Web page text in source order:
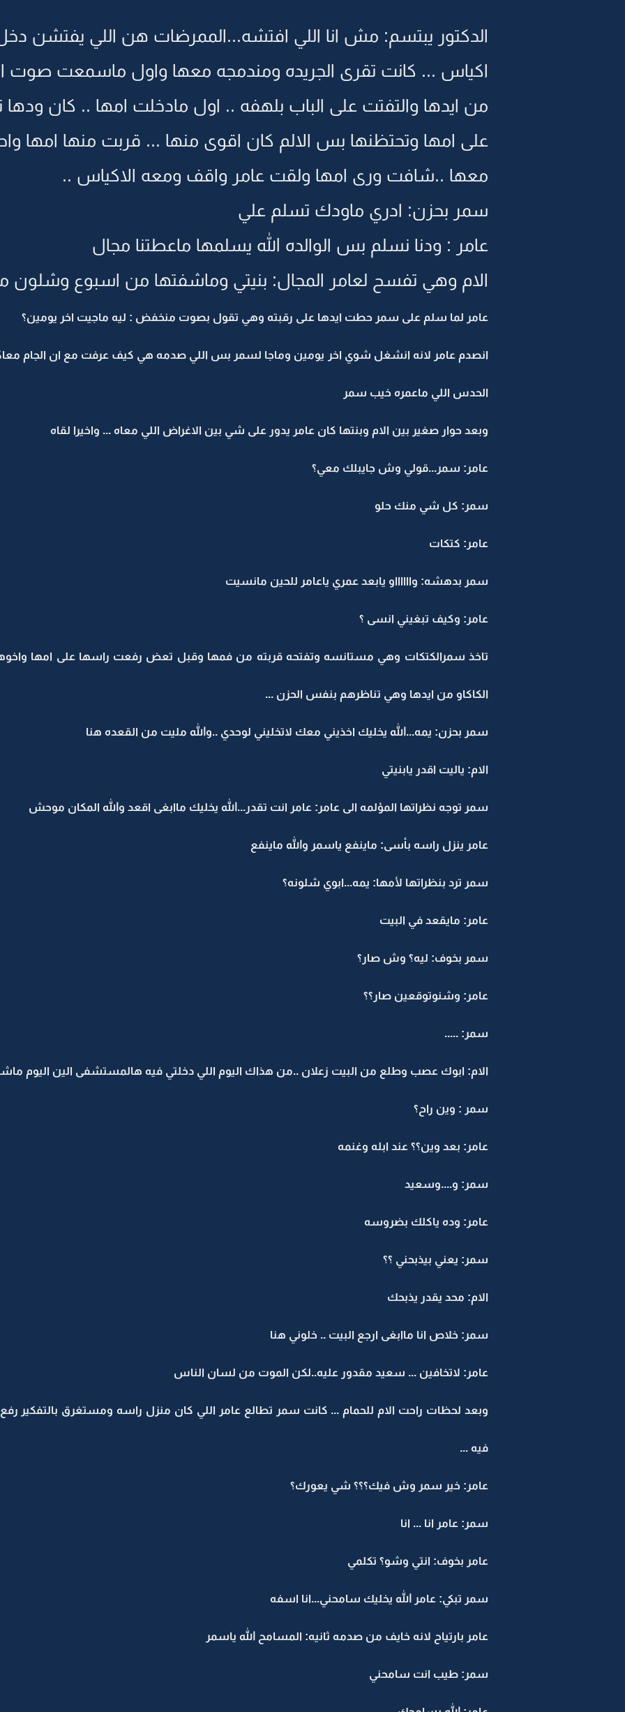
الدكتور يبتسم: مش انا اللي افتشه...الممرضات هن اللي يفتشن
اكياس ... كانت تقرى الجريده ومندمجه معها واول ماسمعت صوت
من ايدها والتفتت على الباب بلهفه .. اول مادخلت امها .. كان
على امها وتحتظنها بس الالم كان اقوى منها ... قربت منها امها
معها ..شافت ورى امها ولقت عامر واقف ومعه الاكياس ..
سمر بحزن: ادري ماودك تسلم علي
عامر : ودنا نسلم بس الوالده الله يسلمها ماعطتنا مجال
الام وهي تفسح لعامر المجال: بنيتي وماشفتها من اسبوع وشلون
عامر لما سلم على سمر حطت ايدها على رقبته وهي تقول بصوت منخفض : ليه ماجيت اخر يومين؟
انصدم عامر لانه انشغل شوي اخر يومين وماجا لسمر بس اللي صدمه هي كيف عرفت مع ان الجام
الحدس اللي ماعمره خيب سمر
وبعد حوار صغير بين الام وبنتها كان عامر يدور على شي بين الاغراض اللي معاه ... واخيرا لقاه
عامر: سمر...قولي وش جايبلك معي؟
سمر: كل شي منك حلو
عامر: كتكات
سمر بدهشه: وااااااو يابعد عمري ياعامر للحين مانسيت
عامر: وكيف تبغيني انسى ؟
تاخذ سمرالكتكات وهي مستانسه وتفتحه قربته من فمها وقبل تعض رفعت راسها على امها واخوها
الكاكاو من ايدها وهي تناظرهم بنفس الحزن ...
سمر بحزن: يمه...الله يخليك اخذيني معك لاتخليني لوحدي ..والله مليت من القعده هنا
الام: ياليت اقدر يابنيتي
سمر توجه نظراتها المؤلمه الى عامر: عامر انت تقدر...الله يخليك ماابغى اقعد والله المكان موحش
عامر ينزل راسه بأسى: ماينفع ياسمر والله ماينفع
سمر ترد بنظراتها لأمها: يمه...ابوي شلونه؟
عامر: مايقعد في البيت
سمر بخوف: ليه؟ وش صار؟
عامر: وشنوتوقعين صار؟؟
سمر: .....
الام: ابوك عصب وطلع من البيت زعلان ..من هذاك اليوم اللي دخلتي فيه هالمستشفى الين اليوم
سمر : وين راح؟
عامر: بعد وين؟؟ عند ابله وغنمه
سمر: و....وسعيد
عامر: وده ياكلك بضروسه
سمر: يعني بيذبحني ؟؟
الام: محد يقدر يذبحك
سمر: خلاص انا ماابغى ارجع البيت .. خلوني هنا
عامر: لاتخافين ... سعيد مقدور عليه..لكن الموت من لسان الناس
وبعد لحظات راحت الام للحمام ... كانت سمر تطالع عامر اللي كان منزل راسه ومستغرق بالتفكير
فيه ...
عامر: خير سمر وش فيك؟؟؟ شي يعورك؟
سمر: عامر انا ... انا
عامر بخوف: انتي وشو؟ تكلمي
سمر تبكي: عامر الله يخليك سامحني...انا اسفه
عامر بارتياح لانه خايف من صدمه ثانيه: المسامح الله ياسمر
سمر: طيب انت سامحني